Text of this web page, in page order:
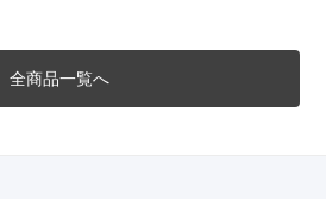
全商品一覧へ